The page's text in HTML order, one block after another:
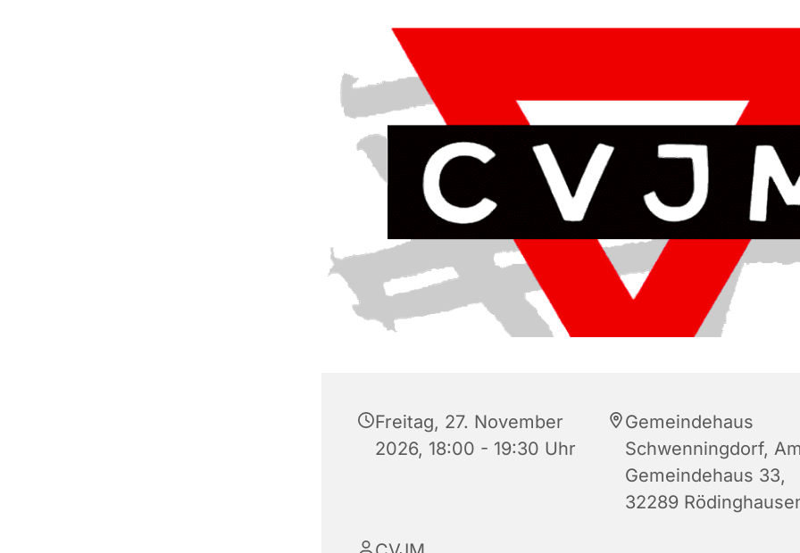
Freitag, 27. November
2026, 18:00 - 19:30 Uhr
Gemeindehaus
Schwenningdorf,
Gemeindehaus 33,
32289